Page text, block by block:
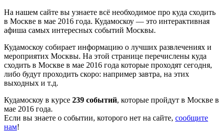
На нашем сайте вы узнаете всё необходимое про куда сходить
в Москве в мае 2016 года. Кудамоскоу — это интерактивная
афиша самых интересных событий Москвы.
Кудамоскоу собирает информацию о лучших развлечениях и
мероприятих Москвы. На этой странице перечислены куда
сходить в Москве в мае 2016 года которые проходят сегодня,
либо будут проходить скоро: например завтра, на этих
выходных и т.д.
Кудамоскоу в курсе 239 событий, которые пройдут в Москве в
мае 2016 года.
Если вы знаете о событии, которого нет на сайте, сообщите
нам!